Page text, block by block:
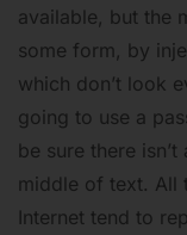
available, but the
some form, by
which don’t look
going to use a
be sure there
middle of text. All
Internet tend to